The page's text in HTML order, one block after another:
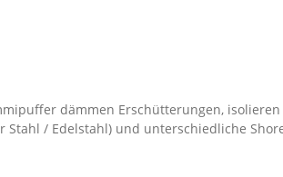
dämmen Erschütterungen, isolieren
/ Edelstahl) und unterschiedliche